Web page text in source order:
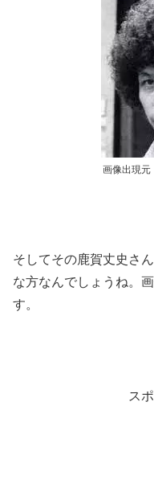
画像出現元
そしてその鹿賀丈史さ
な方なんでしょうね。
す。
ス